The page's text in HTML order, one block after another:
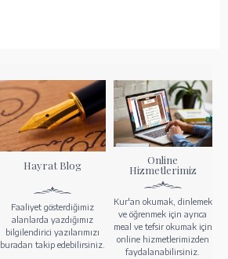
Hayrat Blog
Faaliyet gösterdiğimiz
alanlarda yazdığımız
bilgilendirici yazılarımızı
buradan takip edebilirsiniz.
Online
Hizmetlerimiz
Kur'an okumak, dinlemek
ve öğrenmek için ayrıca
meal ve tefsir okumak için
online hizmetlerimizden
faydalanabilirsiniz.